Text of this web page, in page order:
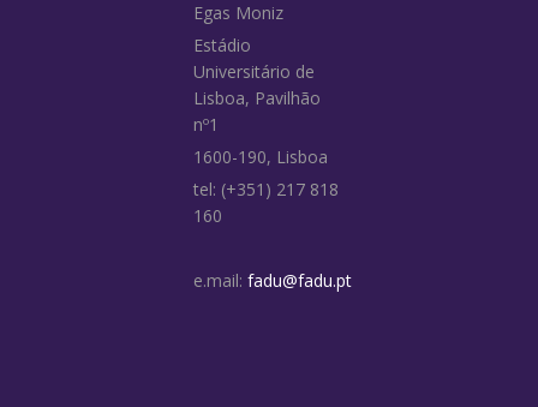
Egas Moniz
Estádio
Universitário de
Lisboa, Pavilhão
nº1
1600-190, Lisboa
tel: (+351) 217 818
160
e.mail: fadu@fadu.pt